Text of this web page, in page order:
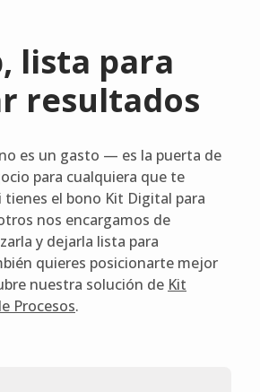
lista para
resultados
es un gasto — es la puerta de
para cualquiera que te
tienes el bono Kit Digital para
nos encargamos de
y dejarla lista para
quieres posicionarte mejor
nuestra solución de Kit
Procesos.